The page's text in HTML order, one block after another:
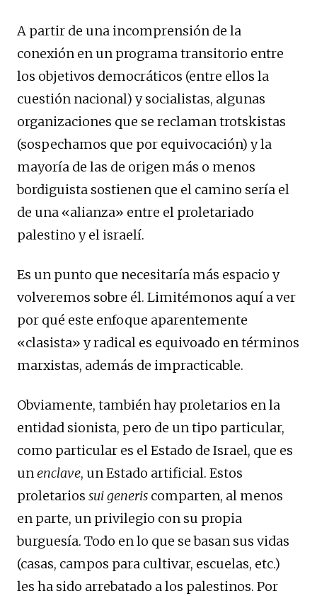
A partir de una incomprensión de la
conexión en un programa transitorio entre
los objetivos democráticos (entre ellos la
cuestión nacional) y socialistas, algunas
organizaciones que se reclaman trotskistas
(sospechamos que por equivocación) y la
mayoría de las de origen más o menos
bordiguista sostienen que el camino sería el
de una «alianza» entre el proletariado
palestino y el israelí.
Es un punto que necesitaría más espacio y
volveremos sobre él. Limitémonos aquí a ver
por qué este enfoque aparentemente
«clasista» y radical es equivoado en términos
marxistas, además de impracticable.
Obviamente, también hay proletarios en la
entidad sionista, pero de un tipo particular,
como particular es el Estado de Israel, que es
unenclave, un Estado artificial. Estos
proletarios sui generis comparten, al menos
en parte, un privilegio con su propia
burguesía. Todo en lo que se basan sus vidas
(casas, campos para cultivar, escuelas, etc.)
les ha sido arrebatado a los palestinos. Por